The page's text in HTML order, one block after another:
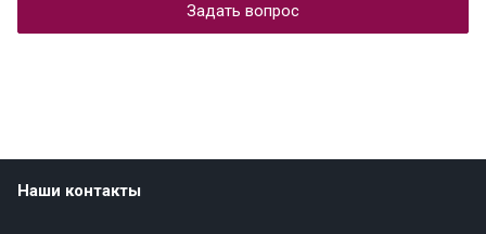
Задать вопрос
Наши контакты